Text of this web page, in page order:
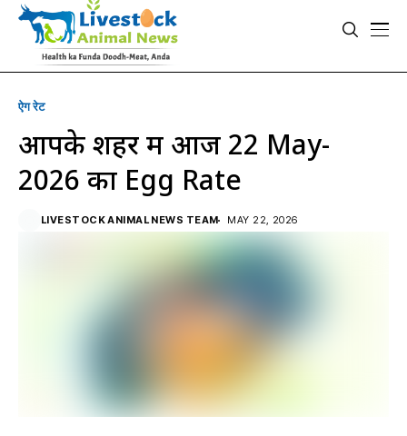
ऐग रेट
आपके शहर में आज 22 May-
2026 का Egg Rate
LIVESTOCK ANIMAL NEWS TEAM MAY 22, 2026